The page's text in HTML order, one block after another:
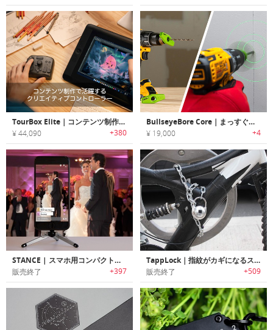
TourBox Elite｜コンテンツ制作で活躍するクリエイティブコントローラー「ツアーボックスエリート」
¥ 44,090 +380
BullseyeBore Core｜まっすぐにドリルが可能にするガイドライト
¥ 19,000 +4
STANCE | スマホ用コンパクト三脚
販売終了 +397
TappLock｜指紋がカギになるスマート南京錠「タップロック」
販売終了 +509